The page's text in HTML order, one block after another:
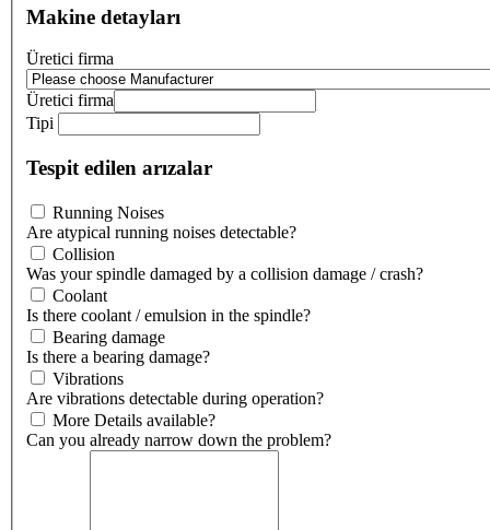
Makine detayları
Üretici firma
Üretici firma
Tipi
Tespit edilen arızalar
Running Noises
Are atypical running noises detectable?
Collision
Was your spindle damaged by a collision damage / crash?
Coolant
Is there coolant / emulsion in the spindle?
Bearing damage
Is there a bearing damage?
Vibrations
Are vibrations detectable during operation?
More Details available?
Can you already narrow down the problem?